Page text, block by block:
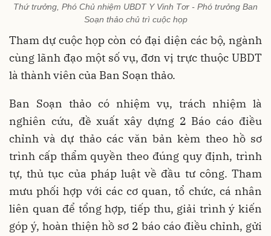
Thứ trưởng, Phó Chủ nhiệm UBDT Y Vinh Tơr - Phó trưởng Ban
Soạn thảo chủ trì cuộc họp
Tham dự cuộc họp còn có đại diện các bộ, ngành
cùng lãnh đạo một số vụ, đơn vị trực thuộc UBDT
là thành viên của Ban Soạn thảo.
Ban Soạn thảo có nhiệm vụ, trách nhiệm là
nghiên cứu, đề xuất xây dựng 2 Báo cáo điều
chỉnh và dự thảo các văn bản kèm theo hồ sơ
trình cấp thẩm quyền theo đúng quy định, trình
tự, thủ tục của pháp luật về đầu tư công. Tham
mưu phối hợp với các cơ quan, tổ chức, cá nhân
liên quan để tổng hợp, tiếp thu, giải trình ý kiến
góp ý, hoàn thiện hồ sơ 2 báo cáo điều chỉnh, gửi